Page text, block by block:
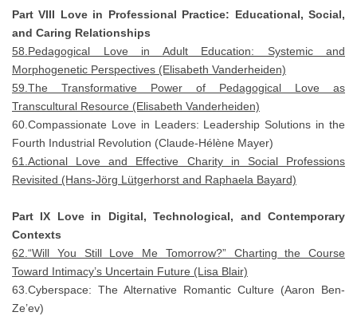
Part VIII Love in Professional Practice: Educational, Social,
and Caring Relationships
58.Pedagogical Love in Adult Education: Systemic and
Morphogenetic Perspectives (Elisabeth Vanderheiden)
59.The Transformative Power of Pedagogical Love as
Transcultural Resource (Elisabeth Vanderheiden)
60.Compassionate Love in Leaders: Leadership Solutions in the
Fourth Industrial Revolution (Claude-Hélène Mayer)
61.Actional Love and Effective Charity in Social Professions
Revisited (Hans-Jörg Lütgerhorst and Raphaela Bayard)
Part IX Love in Digital, Technological, and Contemporary
Contexts
62.“Will You Still Love Me Tomorrow?” Charting the Course
Toward Intimacy’s Uncertain Future (Lisa Blair)
63.Cyberspace: The Alternative Romantic Culture (Aaron Ben-
Ze’ev)